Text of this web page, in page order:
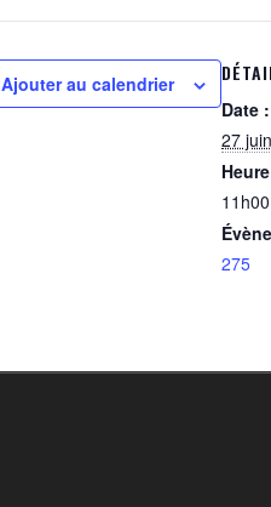
Ajouter au calendrier
Date :
27
275